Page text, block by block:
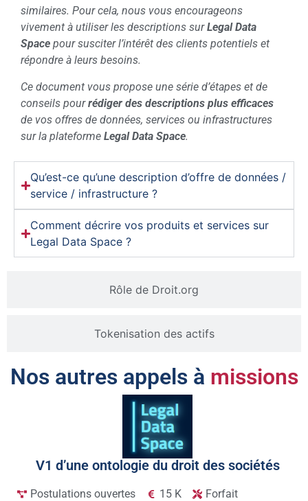
Rôle de Droit.org
Tokenisation des actifs
similaires. Pour cela, nous vous encourageons
vivement à utiliser les descriptions surLegal Data
Space pour susciter l’intérêt des clients potentiels et
répondre à leurs besoins.
Ce document vous propose une série d’étapes et de
conseils pourrédiger des descriptions plus efficaces
de vos offres de données, services ou infrastructures
sur la plateforme Legal Data Space.
Qu’est-ce qu’une description d’offre de données /
service / infrastructure ?
Comment décrire vos produits et services sur
Legal Data Space ?
Nos autres appels à missions
V1 d’une ontologie du droit des sociétés
Postulations ouvertes 15 K
Forfait